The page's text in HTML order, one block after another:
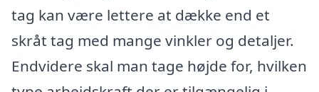
tag kan være lettere at dække end et
skråt tag med mange vinkler og detaljer.
Endvidere skal man tage højde for, hvilken